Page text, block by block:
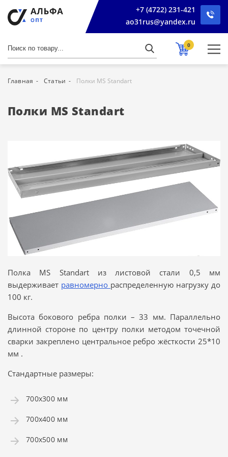
+7 (4722) 231-421
ao31rus@yandex.ru
0
Главная Статьи Полки MS Standart
Полки MS Standart
Полка MS Standart из листовой стали 0,5 мм
выдерживает равномерно распределенную нагрузку до
100 кг.
Высота бокового ребра полки – 33 мм. Параллельно
длинной стороне по центру полки методом точечной
сварки закреплено центральное ребро жёсткости 25*10
мм .
Стандартные размеры:
700х300 мм
700х400 мм
700х500 мм